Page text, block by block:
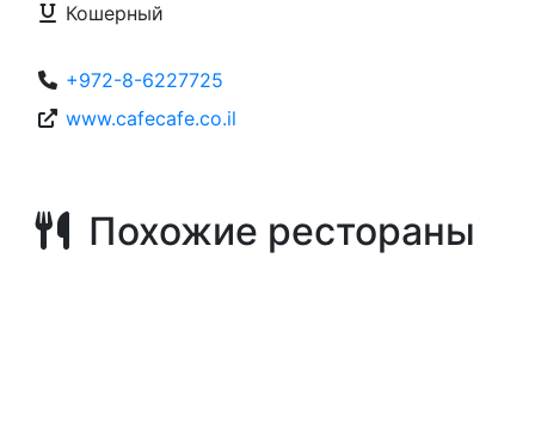
Кошерный
+972-8-6227725
www.cafecafe.co.il
Похожие рестораны